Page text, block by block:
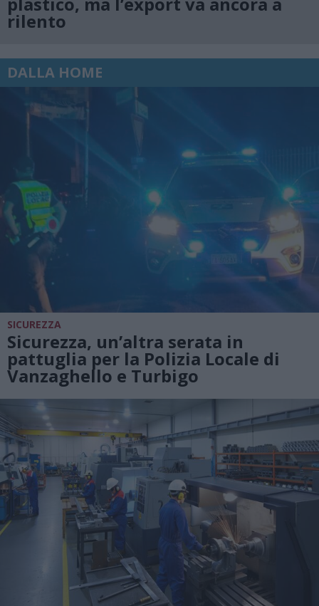
rilento
DALLA HOME
SICUREZZA
Sicurezza, un’altra serata in
pattuglia per la Polizia Locale di
Vanzaghello e Turbigo